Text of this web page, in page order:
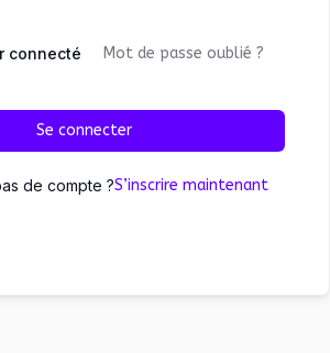
connecté Mot de passe oublié ?
Se connecter
de compte ?S’inscrire maintenant